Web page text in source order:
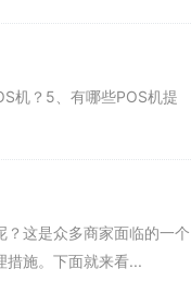
机？5、有哪些POS机提
这是众多商家面临的一个
措施。下面就来看...